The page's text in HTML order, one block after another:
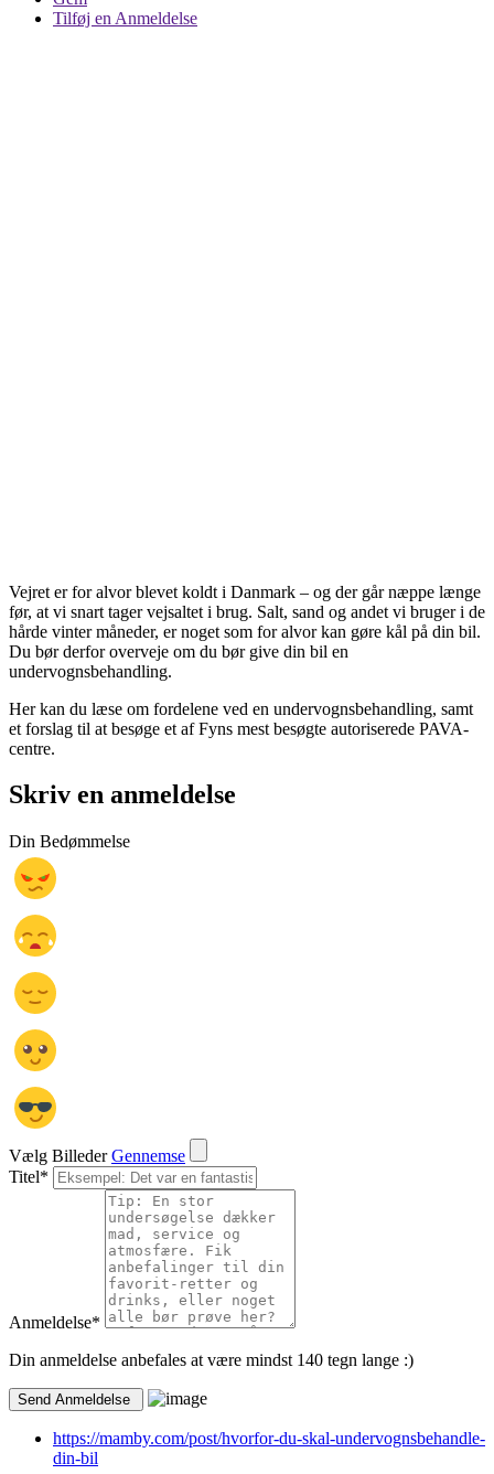
Tilføj en Anmeldelse
Vejret er for alvor blevet koldt i Danmark – og der går næppe længe
før, at vi snart tager vejsaltet i brug. Salt, sand og andet vi bruger i de
hårde vinter måneder, er noget som for alvor kan gøre kål på din bil.
Du bør derfor overveje om du bør give din bil en
undervognsbehandling.
Her kan du læse om fordelene ved en undervognsbehandling, samt
et forslag til at besøge et af Fyns mest besøgte autoriserede PAVA-
centre.
Skriv en anmeldelse
Din Bedømmelse
Vælg Billeder Gennemse
Titel*
Anmeldelse*
Din anmeldelse anbefales at være mindst 140 tegn lange :)
https://mamby.com/post/hvorfor-du-skal-undervognsbehandle-
din-bil